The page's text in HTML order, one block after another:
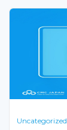
Uncategorized